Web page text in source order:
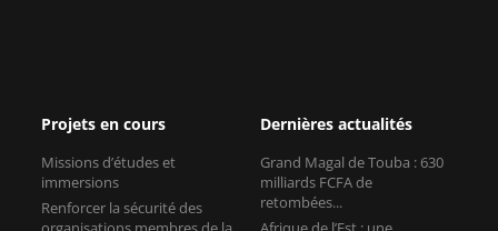
Projets en cours
Missions d’études et
immersions
Renforcer la sécurité des
Dernières actualités
Grand Magal de Touba : 630
milliards FCFA de
retombées...